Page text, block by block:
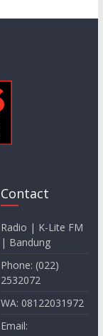
Contact
Radio | K-Lite FM
| Bandung
Phone: (022)
2532072
WA: 08122031972
Email: